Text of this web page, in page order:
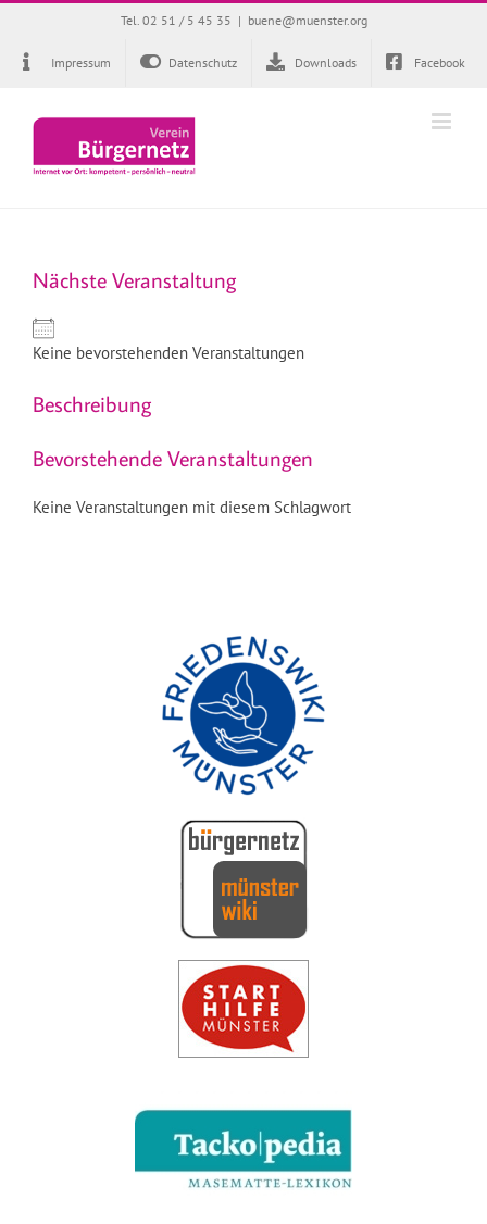
Zum
springen
Tel. 02 51 / 5 45 35 | buene@muenster.org
Impressum Datenschutz Downloads Facebook
Nächste Veranstaltung
Keine bevorstehenden Veranstaltungen
Beschreibung
Bevorstehende Veranstaltungen
Keine Veranstaltungen mit diesem Schlagwort